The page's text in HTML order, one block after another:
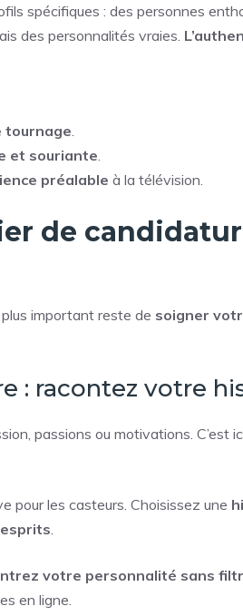
spécifiques : des personnes
des personnalités vraies.
tournage
et souriante
préalable à la télévision.
de
important reste de soigner
: racontez votre
passions ou motivations. C’est
pour les casteurs. Choisissez une
votre personnalité sans
en ligne.